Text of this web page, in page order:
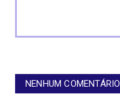
NENHUM COMENTÁRIO